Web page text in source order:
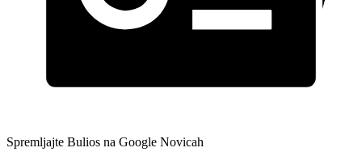
Spremljajte Bulios na Google Novicah